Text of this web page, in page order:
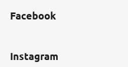
Facebook
Instagram